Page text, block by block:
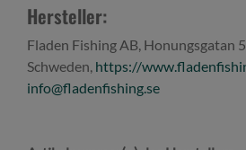
Hersteller:
Fladen Fishing AB, Honungsgatan
Schweden, https://
info@fladenfishing.se